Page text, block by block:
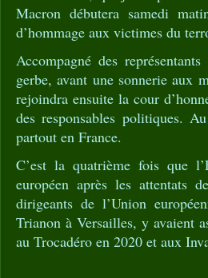
Macron débutera samedi
d’hommage aux victimes du
Accompagné des
gerbe, avant une sonnerie aux
rejoindra ensuite la cour
des responsables politiques.
partout en France.
C’est la quatrième fois que
européen après les attentats
dirigeants de l’Union
Trianon à Versailles, y avaient
au Trocadéro en 2020 et aux